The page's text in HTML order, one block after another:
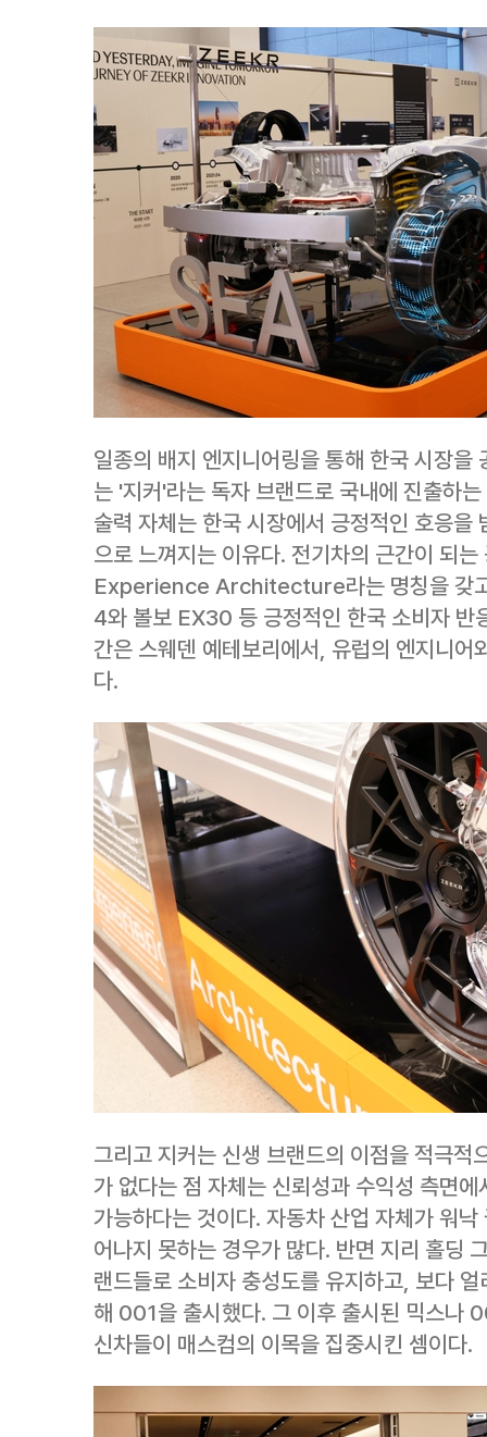
일종의 배지 엔지니어링을 통해 한국 시장을
는 '지커'라는 독자 브랜드로 국내에 진출하
술력 자체는 한국 시장에서 긍정적인 호응을
으로 느껴지는 이유다. 전기차의 근간이 되
Experience Architecture라는 명칭을 갖
4와 볼보 EX30 등 긍정적인 한국 소비자 반
간은 스웨덴 예테보리에서, 유럽의 엔지니어
다.
그리고 지커는 신생 브랜드의 이점을 적극적
가 없다는 점 자체는 신뢰성과 수익성 측면
가능하다는 것이다. 자동차 산업 자체가 워
어나지 못하는 경우가 많다. 반면 지리 홀딩
랜드들로 소비자 충성도를 유지하고, 보다
해 001을 출시했다. 그 이후 출시된 믹스나
신차들이 매스컴의 이목을 집중시킨 셈이다.